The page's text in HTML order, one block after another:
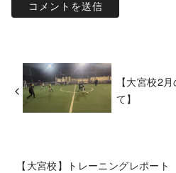
【大宮校2
て】
【大宮校】トレーニングレポート